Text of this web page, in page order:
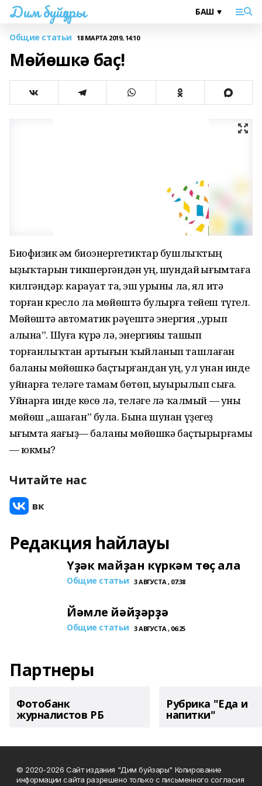
Дим буйҙары
Общие статьи 18 МАРТА 2019, 14:10
Мөйөшкә баҫ!
Биофизик һәм биоэнергетиктар бушлыҡтың
һыҙыҡтарын тикшергәндән һуң, шундай һығымтаға
килгәндәр: карауат та, эш урыны ла, ял итә
торған кресло ла мөйөштә булырға тейеш түгел.
Мөйөштә автоматик рәүештә энергия „һурып
алына”. Шуға күрә лә, энергияһы ташып
торғанлыҡтан артығын ҡыйланып ташлаған
баланы мөйөшкә баҫтырғандан һуң, ул унан инде
уйнарға теләге тамам бөтөп, һыуырылып сыға.
Уйнарға инде көсө лә, теләге лә ҡалмый — уны
мөйөш „ашаған” була. Бына шунан үҙегеҙ
һығымта яһағыҙ— баланы мөйөшкә баҫтырырғамы
— юкмы?
Читайте нас
Редакция һайлауы
Үҙәк майҙан күркәм төҫ ала
Общие статьи 3 АВГУСТА , 07:38
Йәмле йәйҙәрҙә
Общие статьи 3 АВГУСТА , 06:25
Партнеры
Фотобанк
журналистов РБ
Рубрика "Еда и
напитки"
© 2020-2026 Сайт издания "Дим буйзары" Копирование
информации сайта разрешено только с письменного согласия